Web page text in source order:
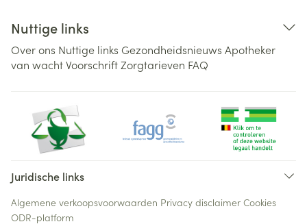
Nuttige links
Over ons Nuttige links Gezondheidsnieuws Apotheker
van wachtVoorschriftZorgtarieven FAQ
Juridische links
Algemene verkoopsvoorwaarden Privacy disclaimer Cookies
ODR-platform